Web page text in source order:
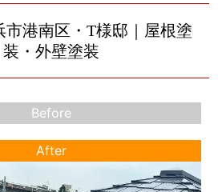
市港南区・T様邸｜屋根塗
装・外壁塗装
Before
After